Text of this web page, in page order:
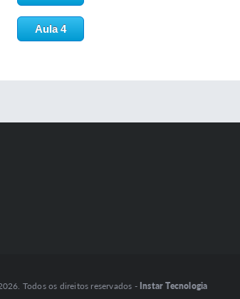
Aula 4
Todos os direitos reservados - Instar Tecnologia